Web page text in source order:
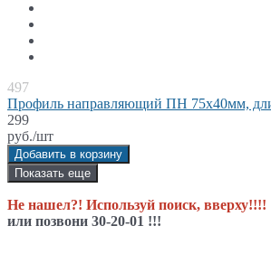
497
Профиль направляющий ПН 75x40мм,
299
руб./шт
Добавить в корзину
Показать еще
Не нашел?! Используй поиск, вверху!!!!
или позвони 30-20-01 !!!